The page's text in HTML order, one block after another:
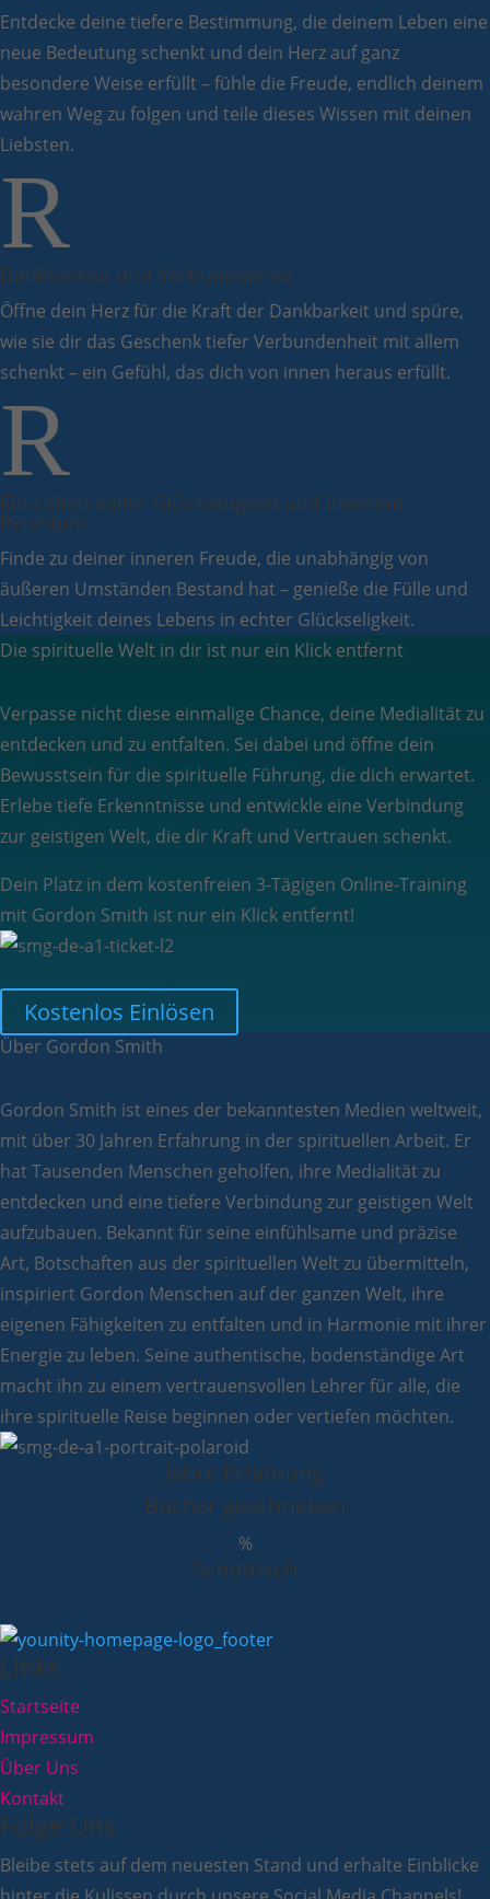
Entdecke deine tiefere Bestimmung, die deinem Leben eine
neue Bedeutung schenkt und dein Herz auf ganz
besondere Weise erfüllt – fühle die Freude, endlich deinem
wahren Weg zu folgen und teile dieses Wissen mit deinen
Liebsten.
R
Dankbarkeit und Verbundenheit
Öffne dein Herz für die Kraft der Dankbarkeit und spüre,
wie sie dir das Geschenk tiefer Verbundenheit mit allem
schenkt – ein Gefühl, das dich von innen heraus erfüllt.
R
Ein Leben voller Glückseligkeit und innerem
Reichtum
Finde zu deiner inneren Freude, die unabhängig von
äußeren Umständen Bestand hat – genieße die Fülle und
Leichtigkeit deines Lebens in echter Glückseligkeit.
Die spirituelle Welt in dir ist nur ein Klick entfernt
Verpasse nicht diese einmalige Chance, deine Medialität zu
entdecken und zu entfalten. Sei dabei und öffne dein
Bewusstsein für die spirituelle Führung, die dich erwartet.
Erlebe tiefe Erkenntnisse und entwickle eine Verbindung
zur geistigen Welt, die dir Kraft und Vertrauen schenkt.
Dein Platz in dem kostenfreien 3-Tägigen Online-Training
mit Gordon Smith ist nur ein Klick entfernt!
Kostenlos Einlösen
Über Gordon Smith
Gordon Smith ist eines der bekanntesten Medien weltweit,
mit über 30 Jahren Erfahrung in der spirituellen Arbeit. Er
hat Tausenden Menschen geholfen, ihre Medialität zu
entdecken und eine tiefere Verbindung zur geistigen Welt
aufzubauen. Bekannt für seine einfühlsame und präzise
Art, Botschaften aus der spirituellen Welt zu übermitteln,
inspiriert Gordon Menschen auf der ganzen Welt, ihre
eigenen Fähigkeiten zu entfalten und in Harmonie mit ihrer
Energie zu leben. Seine authentische, bodenständige Art
macht ihn zu einem vertrauensvollen Lehrer für alle, die
ihre spirituelle Reise beginnen oder vertiefen möchten.
Jahre Erfahrung
Bücher geschrieben
%
Schottisch
Links
Startseite
Impressum
Über Uns
Kontakt
Folge Uns
Bleibe stets auf dem neuesten Stand und erhalte Einblicke